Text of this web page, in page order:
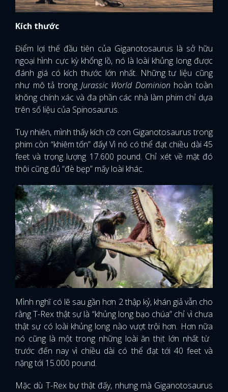
Kích thước
Điểm lợi thế đầu tiên của Giganotosaurus là sở hữu
ngoại hình cực kỳ khổng lồ, nó là loài khủng long được
đánh giá có kích thước lớn nhất. Những tư liệu cũng
như mô tả trong Jurassic World Dominion hoàn toàn
không chính xác và đa phần các nhà làm phim chỉ dựa
trên số liệu của Spinosaurus.
Tuy nhiên, mình thấy kích cỡ con Giganotosaurus trong
phim còn “khiêm tốn” đấy! Vì nó có thể đạt chiều dài 45
feet và trọng lượng 17.600 pound. Chỉ xét về mặt đó
thôi cũng đủ “đè bẹp” mấy loài khác.
Mình nghĩ có lẽ sau gần hơn 2 thập kỷ, khán giả vẫn cho
rằng T-Rex thật sự là “khủng long bạo chúa” chỉ vì chưa
thật sự có loài khủng long nào vượt trội hơn. Hơn nữa
nó cũng là một trong những loài ăn thịt lớn nhất từ ​​
trước đến nay vì chiều dài có thể đạt tới 40 feet và
nặng tới 15.000 pound.
Mặc dù T-Rex bự thật đấy, nhưng mà Giganotosaurus